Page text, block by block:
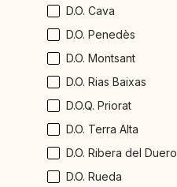
D.O. Cava
D.O. Penedès
D.O. Montsant
D.O. Rias Baixas
D.O.Q. Priorat
D.O. Terra Alta
D.O. Ribera del Duero
D.O. Rueda